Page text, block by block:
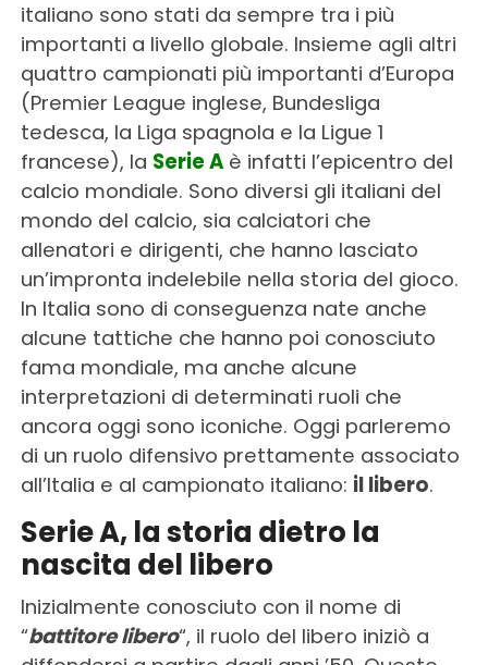
italiano sono stati da sempre tra i più
importanti a livello globale. Insieme agli altri
quattro campionati più importanti d’Europa
(Premier League inglese, Bundesliga
tedesca, la Liga spagnola e la Ligue 1
francese), la Serie A è infatti l’epicentro del
calcio mondiale. Sono diversi gli italiani del
mondo del calcio, sia calciatori che
allenatori e dirigenti, che hanno lasciato
un’impronta indelebile nella storia del gioco.
In Italia sono di conseguenza nate anche
alcune tattiche che hanno poi conosciuto
fama mondiale, ma anche alcune
interpretazioni di determinati ruoli che
ancora oggi sono iconiche. Oggi parleremo
di un ruolo difensivo prettamente associato
all’Italia e al campionato italiano: il libero.
Serie A, la storia dietro la
nascita del libero
Inizialmente conosciuto con il nome di
“battitore libero“, il ruolo del libero iniziò a